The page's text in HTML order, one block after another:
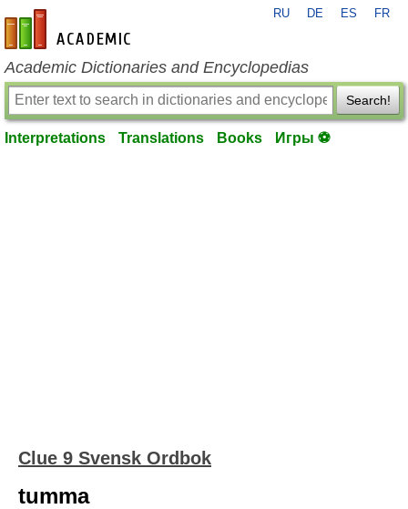
en-academic.com
RU DE ES FR
Academic Dictionaries and Encyclopedias
Search!
Interpretations Translations Books Игры ⚽
Clue 9 Svensk Ordbok
tumma